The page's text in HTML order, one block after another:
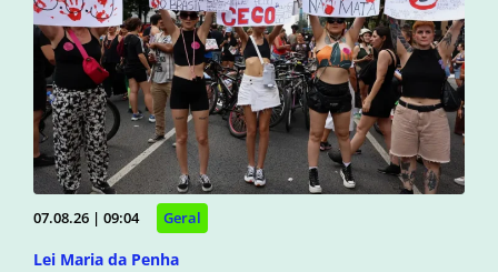
07.08.26 | 09:04 Geral
Lei Maria da Penha